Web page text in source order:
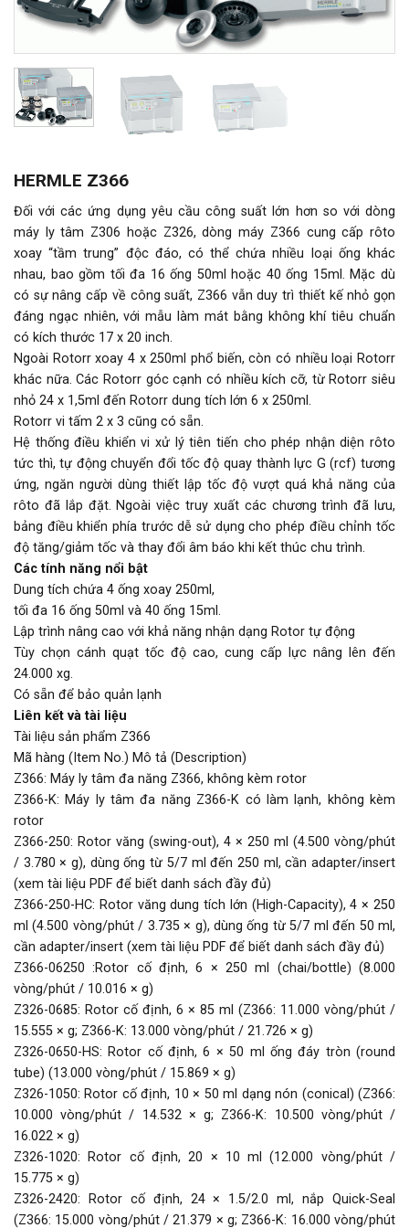
HERMLE Z366
Đối với các ứng dụng yêu cầu công suất lớn hơn so với dòng
máy ly tâm Z306 hoặc Z326, dòng máy Z366 cung cấp rôto
xoay “tầm trung” độc đáo, có thể chứa nhiều loại ống khác
nhau, bao gồm tối đa 16 ống 50ml hoặc 40 ống 15ml. Mặc dù
có sự nâng cấp về công suất, Z366 vẫn duy trì thiết kế nhỏ gọn
đáng ngạc nhiên, với mẫu làm mát bằng không khí tiêu chuẩn
có kích thước 17 x 20 inch.
Ngoài Rotorr xoay 4 x 250ml phổ biến, còn có nhiều loại Rotorr
khác nữa. Các Rotorr góc cạnh có nhiều kích cỡ, từ Rotorr siêu
nhỏ 24 x 1,5ml đến Rotorr dung tích lớn 6 x 250ml.
Rotorr vi tấm 2 x 3 cũng có sẵn.
Hệ thống điều khiển vi xử lý tiên tiến cho phép nhận diện rôto
tức thì, tự động chuyển đổi tốc độ quay thành lực G (rcf) tương
ứng, ngăn người dùng thiết lập tốc độ vượt quá khả năng của
rôto đã lắp đặt. Ngoài việc truy xuất các chương trình đã lưu,
bảng điều khiển phía trước dễ sử dụng cho phép điều chỉnh tốc
độ tăng/giảm tốc và thay đổi âm báo khi kết thúc chu trình.
Các tính năng nổi bật
Dung tích chứa 4 ống xoay 250ml,
tối đa 16 ống 50ml và 40 ống 15ml.
Lập trình nâng cao với khả năng nhận dạng Rotor tự động
Tùy chọn cánh quạt tốc độ cao, cung cấp lực nâng lên đến
24.000 xg.
Có sẵn để bảo quản lạnh
Liên kết và tài liệu
Tài liệu sản phẩm Z366
Mã hàng (Item No.) Mô tả (Description)
Z366: Máy ly tâm đa năng Z366, không kèm rotor
Z366-K: Máy ly tâm đa năng Z366-K có làm lạnh, không kèm
rotor
Z366-250: Rotor văng (swing-out), 4 × 250 ml (4.500 vòng/phút
/ 3.780 × g), dùng ống từ 5/7 ml đến 250 ml, cần adapter/insert
(xem tài liệu PDF để biết danh sách đầy đủ)
Z366-250-HC: Rotor văng dung tích lớn (High-Capacity), 4 × 250
ml (4.500 vòng/phút / 3.735 × g), dùng ống từ 5/7 ml đến 50 ml,
cần adapter/insert (xem tài liệu PDF để biết danh sách đầy đủ)
Z366-06250 :Rotor cố định, 6 × 250 ml (chai/bottle) (8.000
vòng/phút / 10.016 × g)
Z326-0685: Rotor cố định, 6 × 85 ml (Z366: 11.000 vòng/phút /
15.555 × g; Z366-K: 13.000 vòng/phút / 21.726 × g)
Z326-0650-HS: Rotor cố định, 6 × 50 ml ống đáy tròn (round
tube) (13.000 vòng/phút / 15.869 × g)
Z326-1050: Rotor cố định, 10 × 50 ml dạng nón (conical) (Z366:
10.000 vòng/phút / 14.532 × g; Z366-K: 10.500 vòng/phút /
16.022 × g)
Z326-1020: Rotor cố định, 20 × 10 ml (12.000 vòng/phút /
15.775 × g)
Z326-2420: Rotor cố định, 24 × 1.5/2.0 ml, nắp Quick-Seal
(Z366: 15.000 vòng/phút / 21.379 × g; Z366-K: 16.000 vòng/phút